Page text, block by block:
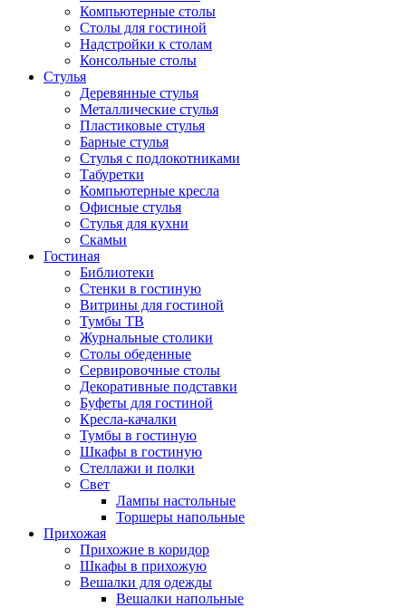
Компьютерные столы
Столы для гостиной
Надстройки к столам
Консольные столы
Стулья
Деревянные стулья
Металлические стулья
Пластиковые стулья
Барные стулья
Стулья с подлокотниками
Табуретки
Компьютерные кресла
Офисные стулья
Стулья для кухни
Скамьи
Гостиная
Библиотеки
Стенки в гостиную
Витрины для гостиной
Тумбы ТВ
Журнальные столики
Столы обеденные
Сервировочные столы
Декоративные подставки
Буфеты для гостиной
Кресла-качалки
Тумбы в гостиную
Шкафы в гостиную
Стеллажи и полки
Свет
Лампы настольные
Торшеры напольные
Прихожая
Прихожие в коридор
Шкафы в прихожую
Вешалки для одежды
Вешалки напольные